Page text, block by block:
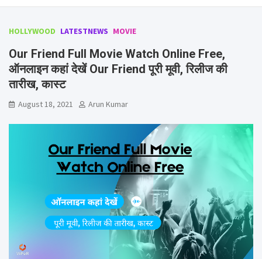
HOLLYWOOD LATESTNEWS MOVIE
Our Friend Full Movie Watch Online Free,
ऑनलाइन कहां देखें Our Friend पूरी मूवी, रिलीज की
तारीख, कास्ट
August 18, 2021 Arun Kumar